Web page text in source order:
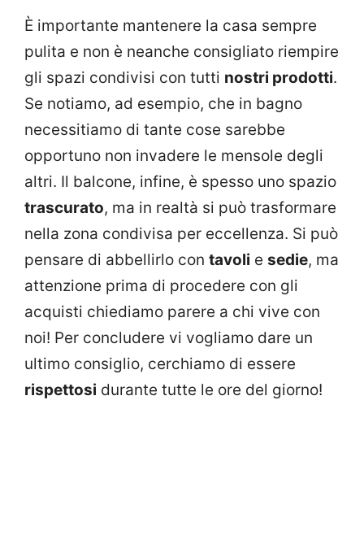
È importante mantenere la casa sempre
pulita e non è neanche consigliato riempire
gli spazi condivisi con tutti nostri prodotti.
Se notiamo, ad esempio, che in bagno
necessitiamo di tante cose sarebbe
opportuno non invadere le mensole degli
altri. Il balcone, infine, è spesso uno spazio
trascurato, ma in realtà si può trasformare
nella zona condivisa per eccellenza. Si può
pensare di abbellirlo con tavoli e sedie, ma
attenzione prima di procedere con gli
acquisti chiediamo parere a chi vive con
noi! Per concludere vi vogliamo dare un
ultimo consiglio, cerchiamo di essere
rispettosi durante tutte le ore del giorno!